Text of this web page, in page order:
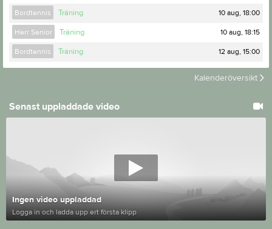
Bordtennis Träning 10 aug, 18:00
Herr Senior Träning 10 aug, 18:15
Bordtennis Träning 12 aug, 15:00
Kalenderöversikt
Senast uppladdade video
Ingen video uppladdad
Logga in och ladda upp ert första klipp